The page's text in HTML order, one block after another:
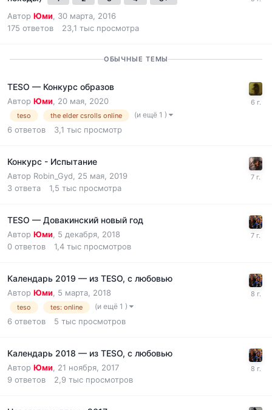
Автор Юми 30 марта, 2016
175 ответов 23,1 тыс просмотра
ОБЫЧНЫЕ ТЕМЫ
TESO — Конкурс образов
Автор Юми 20 мая, 2020
teso the elder csrolls online (и ещё 1 )
6 ответов 3,1 тыс просмотр
Конкурс - Испытание
Автор Robin_Gyd
25 мая, 2019
3 ответа 1,5 тыс просмотра
TESO — Довакинский новый год
Автор Юми 5 декабря, 2018
0 ответов 1,4 тыс просмотров
Календарь 2019 — из TESO, с любовью
Автор Юми 5 марта, 2018
teso tes: online (и ещё 1 )
6 ответов 5 тыс просмотров
Календарь 2018 — из TESO, с любовью
Автор Юми, 21 ноября, 2017
9 ответов 2,9 тыс просмотров